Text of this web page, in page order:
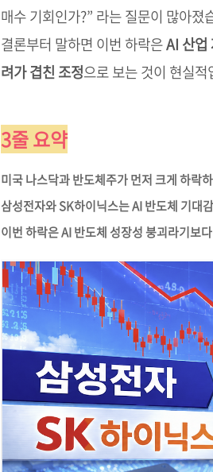
매수 기회인가?” 라는 질문이 많아졌
결론부터 말하면 이번 하락은AI 산업
려가 겹친 조정으로 보는 것이 현실적
3줄 요약
미국 나스닥과 반도체주가 먼저 크게 하락
삼성전자와 SK하이닉스는 AI 반도체 기대
이번 하락은 AI 반도체 성장성 붕괴라기보